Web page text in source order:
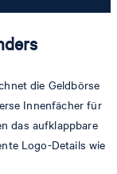
die Geldbörse
Innenfächer für
das aufklappbare
Logo-Details wie